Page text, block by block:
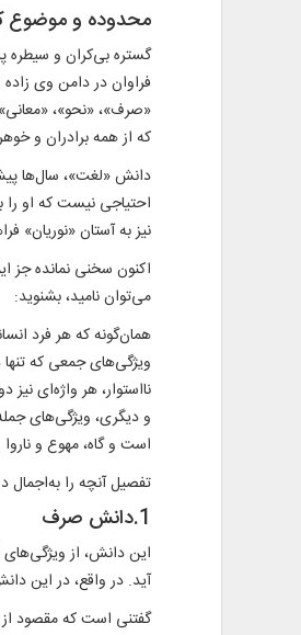
محدوده و موضوع
گستره بی‌کران و
فراوان در دامن وی
«صرف»، «نحو»،
که از همه برادران و
دانش «لغت»، سال‌ها
احتیاجی نیست که او را
نیز به آستان «نوریان»
اکنون سخنی نمانده جز
می‌توان نامید، بشنوید:
همان‌گونه که هر فرد
ویژگی‌های جمعی که تنها
نااستوار، هر واژه‌ای
و دیگری، ویژگی‌های
است و گاه، مهوع و ناروا
تفصیل آنچه را به‌اجمال
1.دانش صرف
این دانش، از
آید. در واقع، در این
گفتنی است که مقصود